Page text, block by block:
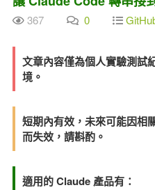
367 0
文章內容僅為個人實驗測試
境。
短期內有效，未來可能因相
而失效，請斟酌。
適用的 Claude 產品有：